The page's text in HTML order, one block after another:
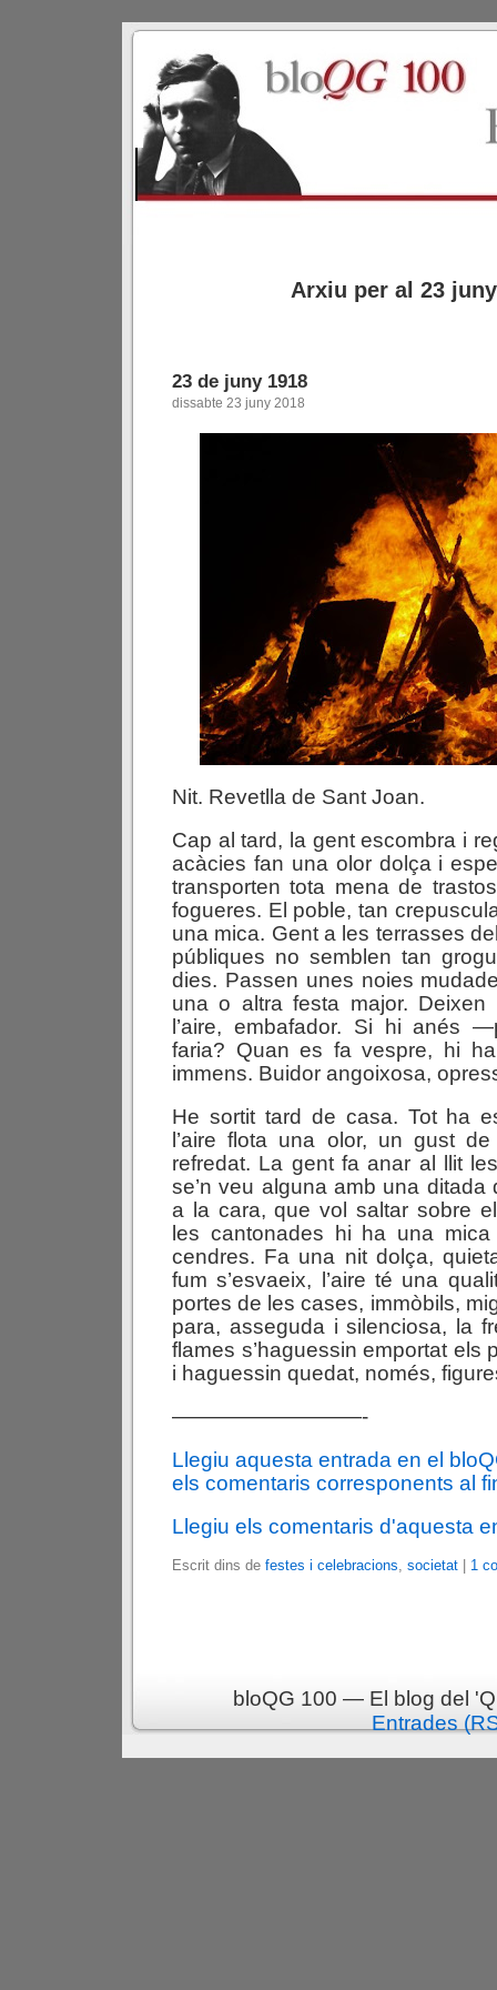
Arxiu per al 23
23 de juny 1918
dissabte 23 juny 2018
Nit. Revetlla de Sant Joan.
Cap al tard, la gent escombra i
acàcies fan una olor dolça i
transporten tota mena de
fogueres. El poble, tan
una mica. Gent a les terrasses
públiques no semblen tan
dies. Passen unes noies
una o altra festa major.
l’aire, embafador. Si hi anés
faria? Quan es fa vespre, hi
immens. Buidor angoixosa,
He sortit tard de casa. Tot ha
l’aire flota una olor, un gust
refredat. La gent fa anar al llit
se’n veu alguna amb una ditada
a la cara, que vol saltar sobre
les cantonades hi ha una
cendres. Fa una nit dolça,
fum s’esvaeix, l’aire té una
portes de les cases, immòbils,
para, asseguda i silenciosa, la
flames s’haguessin emportat els
i haguessin quedat, només,
—————————-
Llegiu aquesta entrada en el
els comentaris corresponents al
Llegiu els comentaris d'aquesta
Escrit dins de festes i celebracions, societat 1
bloQG 100 — El blog del
Entrades